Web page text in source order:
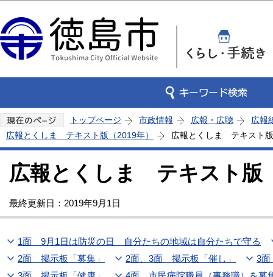
トップページ 市政情報 広報・広聴
広報
広報とくしま テキスト版（2019年）
広報とくしま テキスト
広報とくしま テキスト版
最終更新日：2019年9月1日
1面 9月1日は防災の日 自分たちの地域は自分たちで守る
2面 掲示板「募集」
2面、3面 掲示板「催し」
3